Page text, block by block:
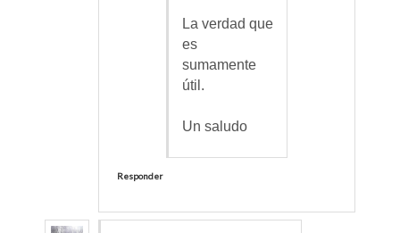
La verdad que
es
sumamente
útil.
Un saludo
Responder